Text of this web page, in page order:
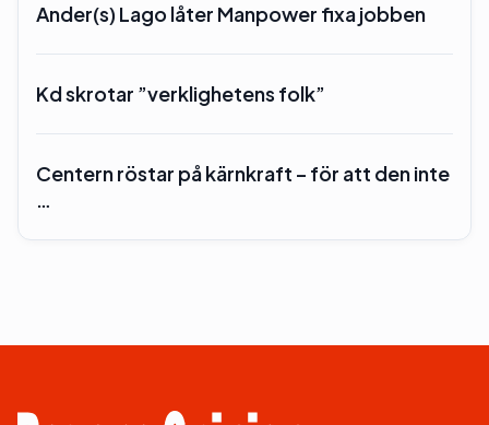
Ander(s) Lago låter Manpower fixa jobben
Kd skrotar ”verklighetens folk”
Centern röstar på kärnkraft – för att den inte
…